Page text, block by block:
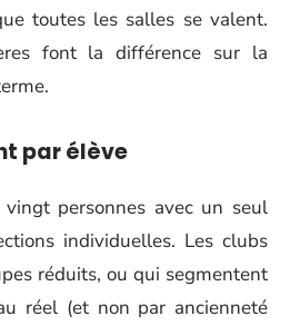
toutes les salles se valent.
font la différence sur la
par élève
personnes avec un seul
individuelles. Les clubs
réduits, ou qui segmentent
réel (et non par ancienneté